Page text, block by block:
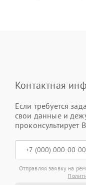
Контактная
Если требуется
свои данные и
проконсультирует
Отправляя заявку на